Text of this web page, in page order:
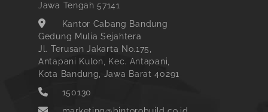
Jawa Tengah 57141
Kantor Cabang Bandung
Gedung Mulia Sejahtera
Jl. Terusan Jakarta No.175,
Antapani Kulon, Kec. Antapani,
Kota Bandung, Jawa Barat 40291
150130